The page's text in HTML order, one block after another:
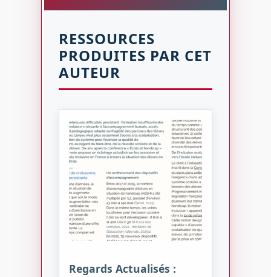
RESSOURCES
PRODUITES PAR CET
AUTEUR
Regards Actualisés :